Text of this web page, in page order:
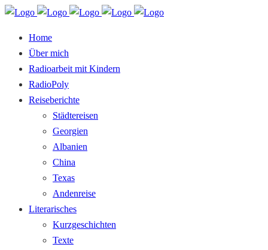
Home
Über mich
Radioarbeit mit Kindern
RadioPoly
Reiseberichte
Städtereisen
Georgien
Albanien
China
Texas
Andenreise
Literarisches
Kurzgeschichten
Texte